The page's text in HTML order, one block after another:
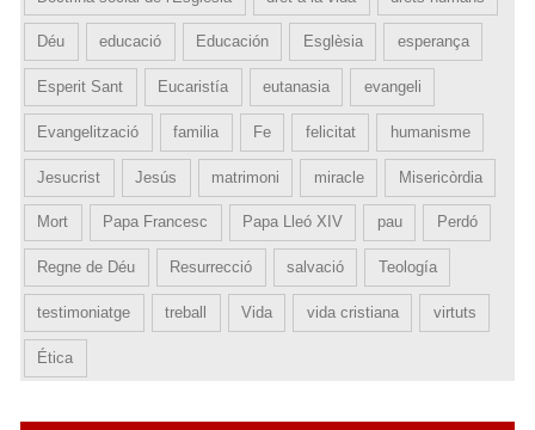
Déu educació Educación Esglèsia esperança
Esperit Sant Eucaristía eutanasia evangeli
Evangelització familia Fe felicitat humanisme
Jesucrist Jesús matrimoni miracle Misericòrdia
Mort Papa Francesc Papa Lleó XIV pau Perdó
Regne de Déu Resurrecció salvació Teología
testimoniatge treball Vida vida cristiana virtuts
Ética